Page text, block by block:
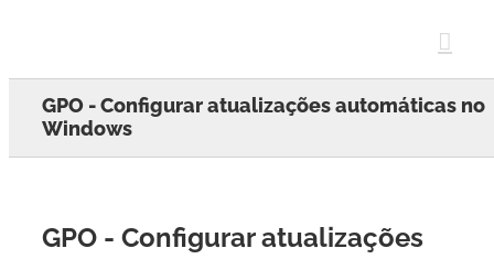
GPO - Configurar atualizações automáticas no
Windows
GPO - Configurar atualizações